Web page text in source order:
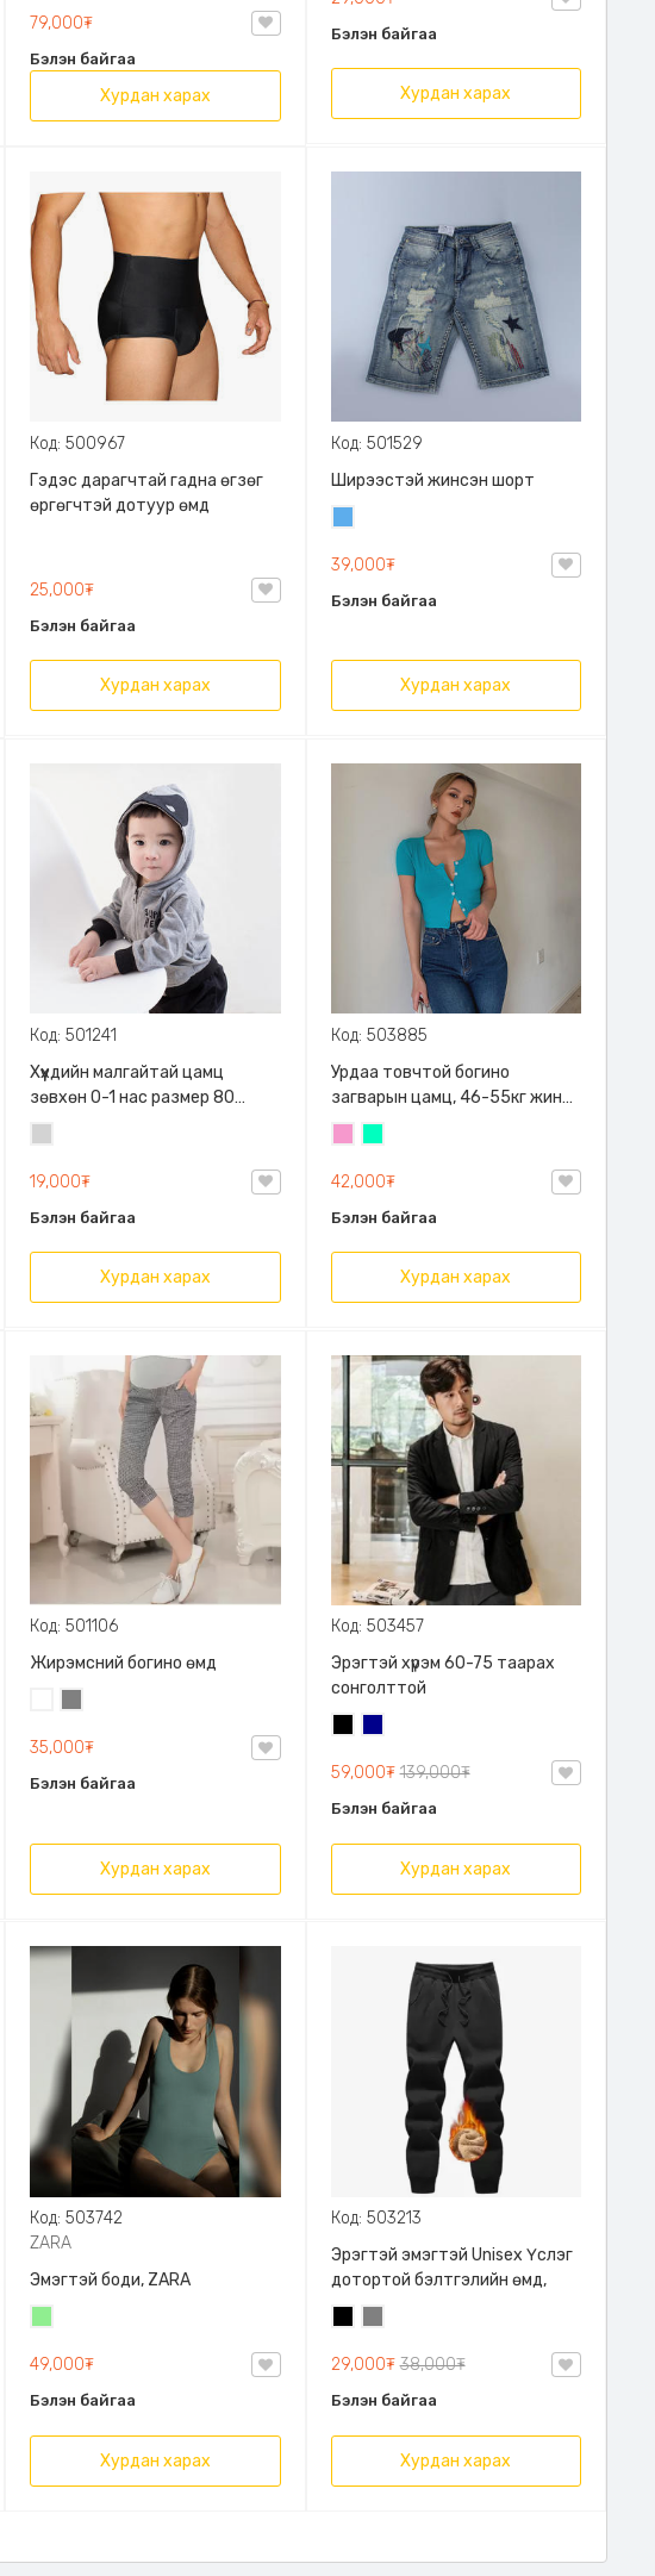
79,000₮
Бэлэн байгаа
Хурдан харах
Бэлэн байгаа
Хурдан харах
Код: 500967
Гэдэс дарагчтай гадна өгзөг
өргөгчтэй дотуур өмд
25,000₮
Бэлэн байгаа
Хурдан харах
Код: 501529
Ширээстэй жинсэн шорт
39,000₮
Бэлэн байгаа
Хурдан харах
Код: 501241
Хүүхдийн малгайтай цамц
зөвхөн 0-1 нас размер 80
сонголттой
19,000₮
Бэлэн байгаа
Хурдан харах
Код: 503885
Урдаа товчтой богино
загварын цамц, 46-55кг жинд
таарна
42,000₮
Бэлэн байгаа
Хурдан харах
Код: 501106
Жирэмсний богино өмд
35,000₮
Бэлэн байгаа
Хурдан харах
Код: 503457
Эрэгтэй хүрэм 60-75 таарах
сонголттой
59,000₮139,000₮
Бэлэн байгаа
Хурдан харах
Код: 503742
ZARA
Эмэгтэй боди, ZARA
49,000₮
Бэлэн байгаа
Хурдан харах
Код: 503213
Эрэгтэй эмэгтэй Unisex Үслэг
дотортой бэлтгэлийн өмд,
29,000₮38,000₮
Бэлэн байгаа
Хурдан харах